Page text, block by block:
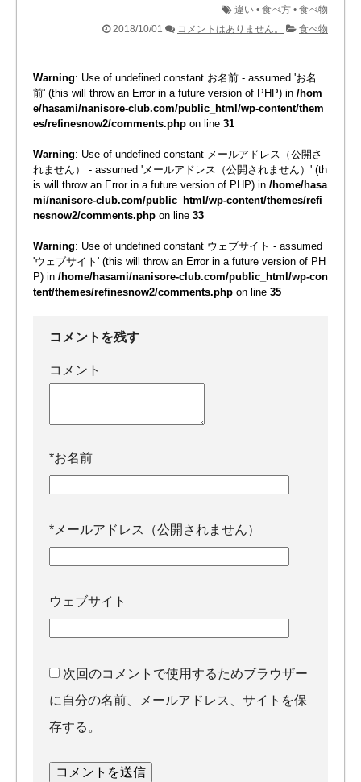
違い • 食べ方 • 食べ物
2018/10/01
コメントはありません。 食べ物
Warning: Use of undefined constant お名前 - assumed 'お名
前' (this will throw an Error in a future version of PHP) in /hom
e/hasami/nanisore-club.com/public_html/wp-content/them
es/refinesnow2/comments.php on line 31
Warning: Use of undefined constant メールアドレス（公開さ
れません） - assumed 'メールアドレス（公開されません）' (th
is will throw an Error in a future version of PHP) in /home/hasa
mi/nanisore-club.com/public_html/wp-content/themes/refi
nesnow2/comments.php on line 33
Warning: Use of undefined constant ウェブサイト - assumed
'ウェブサイト' (this will throw an Error in a future version of PH
P) in /home/hasami/nanisore-club.com/public_html/wp-con
tent/themes/refinesnow2/comments.php on line 35
コメントを残す
コメント
*お名前
* メールアドレス（公開されません）
ウェブサイト
次回のコメントで使用するためブラウザー
に自分の名前、メールアドレス、サイトを保
存する。